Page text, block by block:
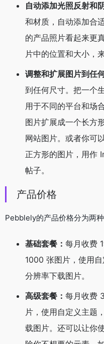
自动添加光照反射和
和材质，自动添加合
的产品照片看起来更
片中的位置和大小，
调整和扩展图片到任
到任何尺寸。把一个
用于不同的平台和场
图片扩展成一个长方
网站图片。或者你可
正方形的图片，用作
帖子。
产品价格
Pebblely的产品价格分为两
基础套餐： 每月收费
1000 张图片，使用
分辨率下载图片。
高级套餐： 每月收费
片，使用自定义主题
载图片。还可以让你